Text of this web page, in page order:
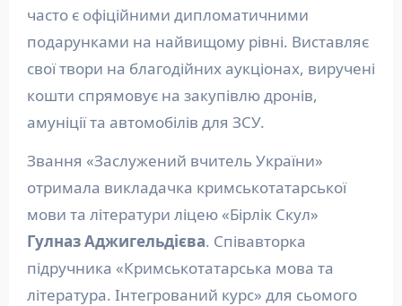
часто є офіційними дипломатичними
подарунками на найвищому рівні. Виставляє
свої твори на благодійних аукціонах, виручені
кошти спрямовує на закупівлю дронів,
амуніції та автомобілів для ЗСУ.
Звання «Заслужений вчитель України»
отримала викладачка кримськотатарської
мови та літератури ліцею «Бірлік Скул»
Гулназ Аджигельдієва. Співавторка
підручника «Кримськотатарська мова та
література. Інтегрований курс» для сьомого